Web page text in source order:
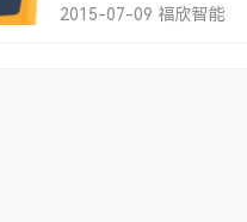
2015-07-09 福欣智能